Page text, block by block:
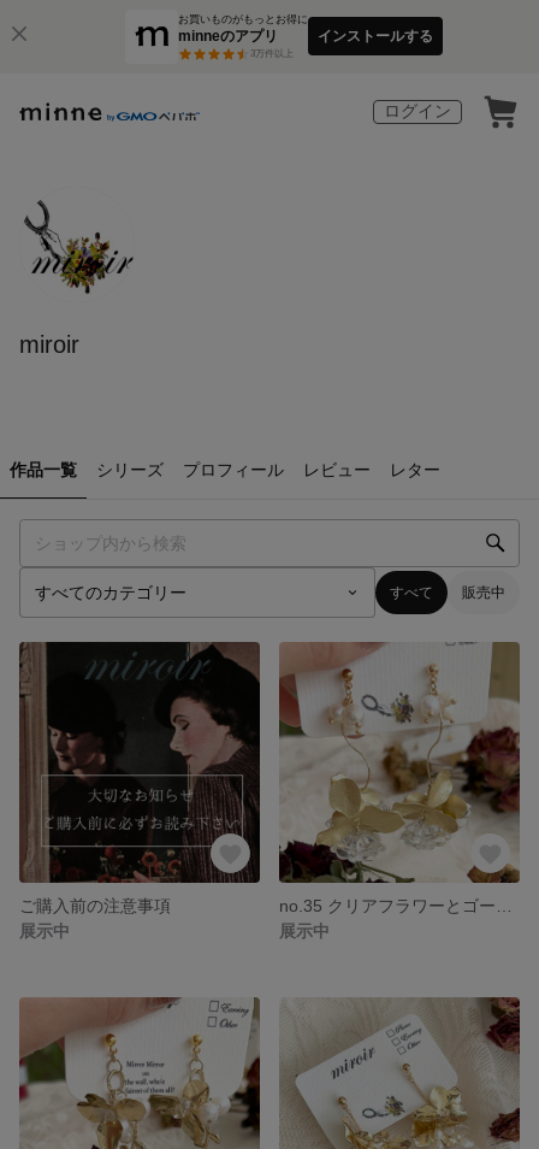
お買いものがもっとお得に
minneのアプリ
3万件以上
インストールする
ログイン
miroir
作品一覧 シリーズ プロフィール レビュー レター
すべて 販売中
ご購入前の注意事項
展示中
展示中